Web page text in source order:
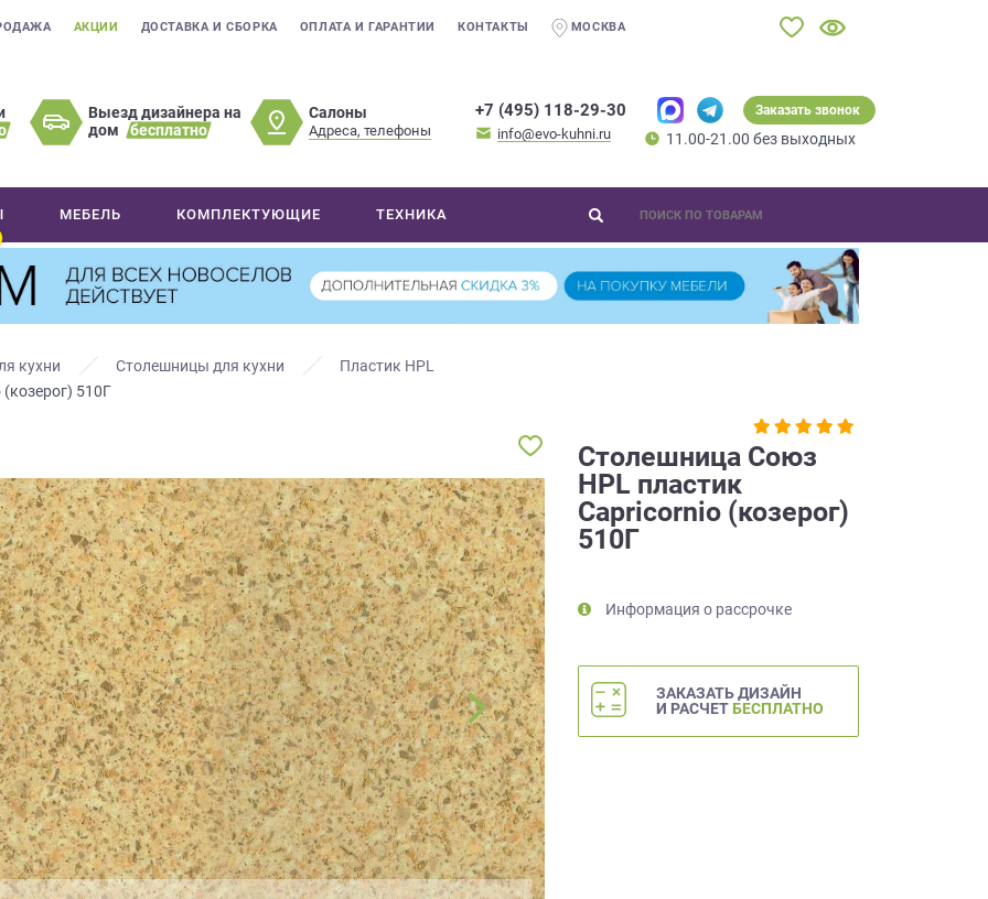
АКЦИИ ДОСТАВКА И СБОРКА ОПЛАТА И ГАРАНТИИ КОНТАКТЫ МОСКВА
Выезд дизайнера на
дом
бесплатно
Салоны
Адреса, телефоны
+7 (495) 118-29-30
info@evo-kuhni.ru
Заказать звонок
11.00-21.00 без выходных
МЕБЕЛЬ КОМПЛЕКТУЮЩИЕ ТЕХНИКА
кухни Столешницы для кухни
Пластик HPL
510Г
Столешница Союз
HPL пластик
Capricornio (козерог)
510Г
Информация о рассрочке
ЗАКАЗАТЬ ДИЗАЙН
И РАСЧЕТ БЕСПЛАТНО